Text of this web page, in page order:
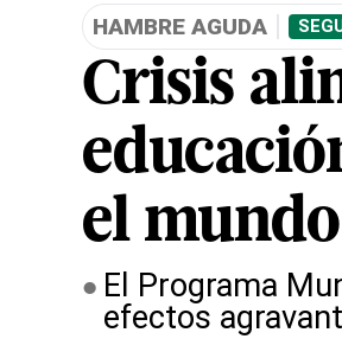
HAMBRE AGUDA
Crisis
el mundo
El Programa
efectos